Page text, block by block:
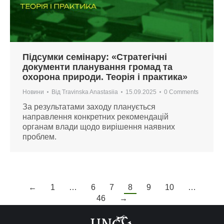
Підсумки семінару: «Стратегічні
документи планування громад та
охорона природи. Теорія і практика»
Новини Від Travinska Anastasiia 15.09.2025 0 Comments
За результатами заходу планується
направлення конкретних рекомендацій
органам влади щодо вирішення наявних
проблем.
← 1 … 6 7 8 9 10
…
46
→